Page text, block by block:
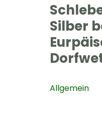
Silber
Allgemein